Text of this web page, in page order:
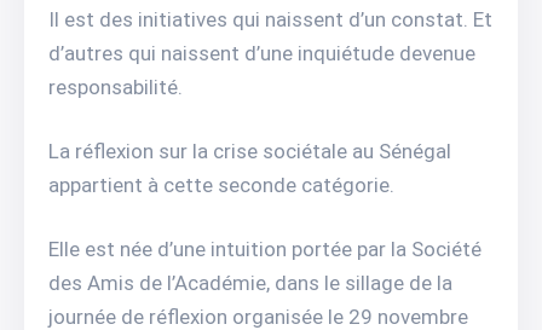
Il est des initiatives qui naissent d’un constat. Et
d’autres qui naissent d’une inquiétude devenue
responsabilité.
La réflexion sur la crise sociétale au Sénégal
appartient à cette seconde catégorie.
Elle est née d’une intuition portée par la Société
des Amis de l’Académie, dans le sillage de la
journée de réflexion organisée le 29 novembre